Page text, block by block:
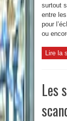
surtout
entre
pour
ou
Lire la
Les